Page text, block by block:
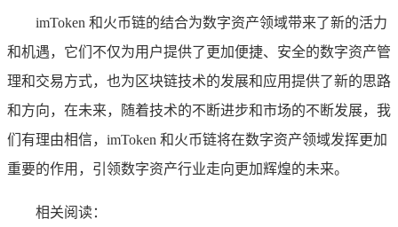
imToken 和火币链的结合为数字资产领域带来了新的活力
和机遇，它们不仅为用户提供了更加便捷、安全的数字资产管
理和交易方式，也为区块链技术的发展和应用提供了新的思路
和方向，在未来，随着技术的不断进步和市场的不断发展，我
们有理由相信，imToken 和火币链将在数字资产领域发挥更加
重要的作用，引领数字资产行业走向更加辉煌的未来。
相关阅读：